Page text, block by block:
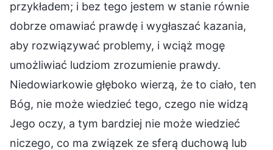
przykładem; i bez tego jestem w stanie równie
dobrze omawiać prawdę i wygłaszać kazania,
aby rozwiązywać problemy, i wciąż mogę
umożliwiać ludziom zrozumienie prawdy.
Niedowiarkowie głęboko wierzą, że to ciało, ten
Bóg, nie może wiedzieć tego, czego nie widzą
Jego oczy, a tym bardziej nie może wiedzieć
niczego, co ma związek ze sferą duchową lub